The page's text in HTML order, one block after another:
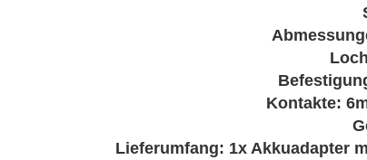
Kontakte:
Lieferumfang: 1x Akkuadapter